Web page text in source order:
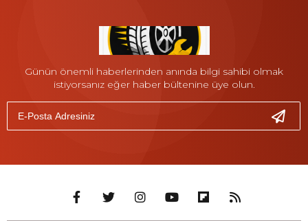
Günün önemli haberlerinden anında bilgi sahibi olmak
istiyorsanız eğer haber bültenine üye olun.